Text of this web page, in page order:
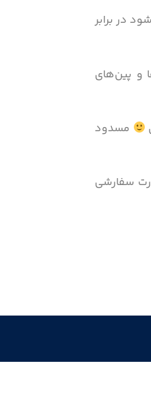
می‌شود در برابر
و پین‌های
مسدود
بخش‌ها به صورت سفارشی